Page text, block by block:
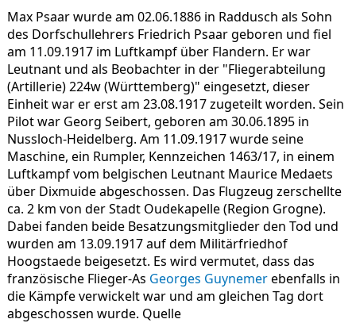
Max Psaar wurde am 02.06.1886 in Raddusch als Sohn
des Dorfschullehrers Friedrich Psaar geboren und fiel
am 11.09.1917 im Luftkampf über Flandern. Er war
Leutnant und als Beobachter in der "Fliegerabteilung
(Artillerie) 224w (Württemberg)" eingesetzt, dieser
Einheit war er erst am 23.08.1917 zugeteilt worden. Sein
Pilot war Georg Seibert, geboren am 30.06.1895 in
Nussloch-Heidelberg. Am 11.09.1917 wurde seine
Maschine, ein Rumpler, Kennzeichen 1463/17, in einem
Luftkampf vom belgischen Leutnant Maurice Medaets
über Dixmuide abgeschossen. Das Flugzeug zerschellte
ca. 2 km von der Stadt Oudekapelle (Region Grogne).
Dabei fanden beide Besatzungsmitglieder den Tod und
wurden am 13.09.1917 auf dem Militärfriedhof
Hoogstaede beigesetzt. Es wird vermutet, dass das
französische Flieger-As Georges Guynemerebenfalls in
die Kämpfe verwickelt war und am gleichen Tag dort
abgeschossen wurde. Quelle